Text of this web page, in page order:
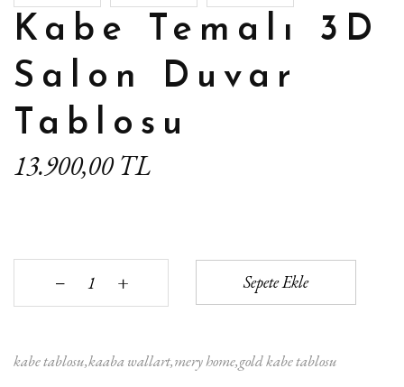
Kabe Temalı 3D
Salon Duvar
Tablosu
13.900,00 TL
‒ + Sepete Ekle
kabe tablosu kaaba wallart mery home gold kabe tablosu